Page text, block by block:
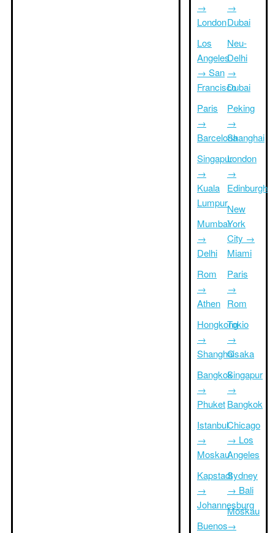
→
London
Los
Angeles
→ San
Francisco
Paris
→
Barcelona
Singapur
→
Kuala
Lumpur
Mumbai
→
Delhi
Rom
→
Athen
Hongkong
→
Shanghai
Bangkok
→
Phuket
Istanbul
→
Moskau
Kapstadt
→
Johannesburg
Buenos
→
Dubai
Neu-
Delhi
→
Dubai
Peking
→
Shanghai
London
→
Edinburgh
New
York
City →
Miami
Paris
→
Rom
Tokio
→
Osaka
Singapur
→
Bangkok
Chicago
→ Los
Angeles
Sydney
→ Bali
Moskau
→